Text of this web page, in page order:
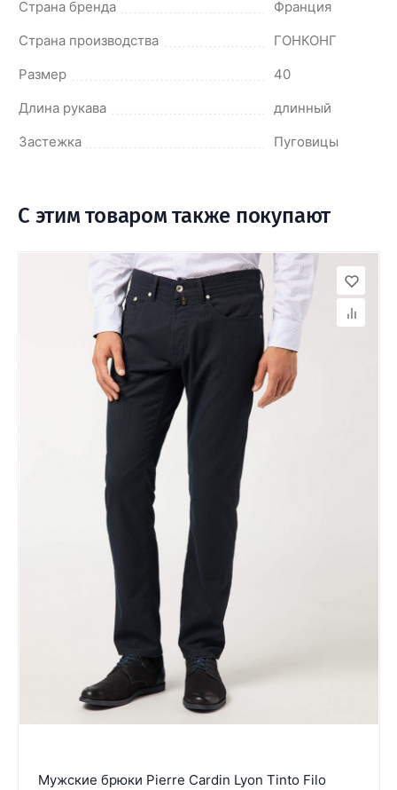
Страна бренда
Франция
Страна производства
ГОНКОНГ
Размер
40
Длина рукава
длинный
Застежка
Пуговицы
С этим товаром также покупают
Мужские брюки Pierre Cardin Lyon Tinto Filo